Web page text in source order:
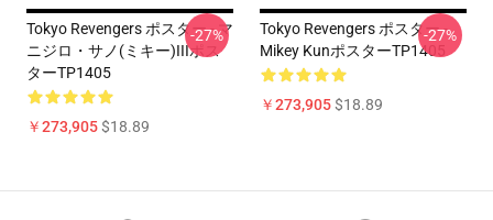
Tokyo Revengers ポスター - マ
ニジロ・サノ(ミキー)IIIポス
ターTP1405
￥273,905$18.89
-27%
Tokyo Revengers ポスター -
Mikey KunポスターTP1405
￥273,905$18.89
-27%